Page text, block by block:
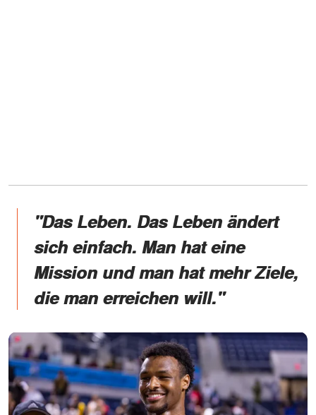
"Das Leben. Das Leben ändert
sich einfach. Man hat eine
Mission und man hat mehr Ziele,
die man erreichen will."